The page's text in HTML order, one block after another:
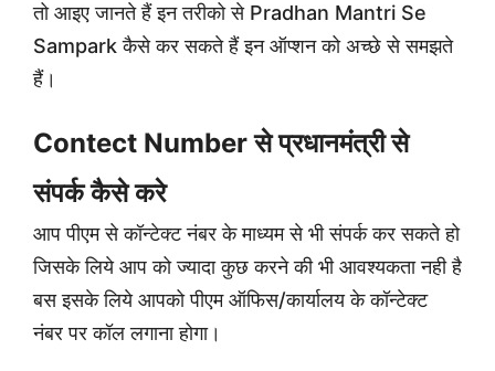
तो आइए जानते हैं इन तरीको से Pradhan Mantri Se
Sampark कैसे कर सकते हैं इन ऑप्शन को अच्छे से समझते
हैं।
Contect Number से प्रधानमंत्री से
संपर्क कैसे करे
आप पीएम से कॉन्टेक्ट नंबर के माध्यम से भी संपर्क कर सकते हो
जिसके लिये आप को ज्यादा कुछ करने की भी आवश्यकता नही है
बस इसके लिये आपको पीएम ऑफिस/कार्यालय के कॉन्टेक्ट
नंबर पर कॉल लगाना होगा।